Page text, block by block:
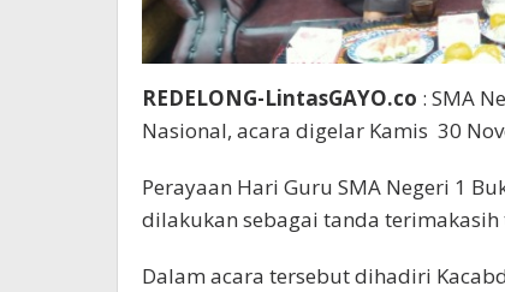
REDELONG-LintasGAYO.co : SMA
Nasional, acara digelar Kamis 30
Perayaan Hari Guru SMA Negeri 1
dilakukan sebagai tanda
Dalam acara tersebut dihadiri